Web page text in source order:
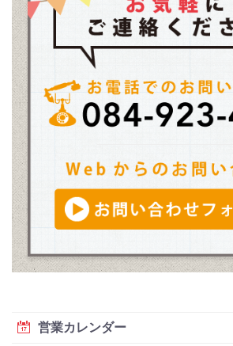
営業カレンダー